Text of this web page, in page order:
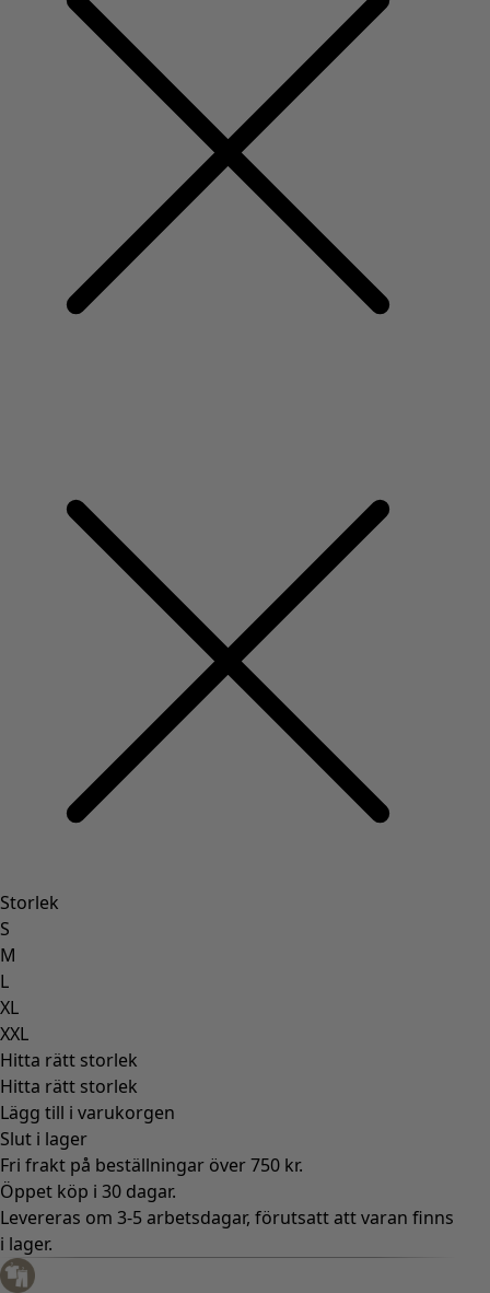
Storlek
S
M
L
XL
XXL
Hitta rätt storlek
Hitta rätt storlek
Lägg till i varukorgen
Slut i lager
Fri frakt på beställningar över 750 kr.
Öppet köp i 30 dagar.
Levereras om 3-5 arbetsdagar, förutsatt att varan finns
i lager.